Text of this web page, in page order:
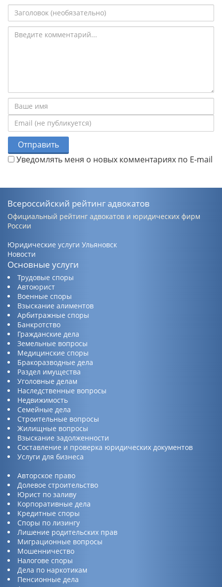
Отправить
Уведомлять меня о новых комментариях по E-mail
Всероссийский рейтинг адвокатов
Официальный рейтинг адвокатов и юридических фирм
России
Юридические услуги Ульяновск
Новости
Основные услуги
Трудовые споры
Автоюрист
Военные споры
Взыскание алиментов
Арбитражные споры
Банкротство
Гражданские дела
Земельные вопросы
Медицинские споры
Бракоразводные дела
Раздел имущества
Уголовные делам
Наследственные вопросы
Недвижимость
Семейные дела
Строительные вопросы
Жилищные вопросы
Взыскание задолженности
Составление и проверка юридических документов
Услуги для бизнеса
Авторское право
Долевое строительство
Юрист по заливу
Корпоративные дела
Кредитные споры
Споры по лизингу
Лишение родительских прав
Миграционные вопросы
Мошенничество
Налогове споры
Дела по наркотикам
Пенсионные дела